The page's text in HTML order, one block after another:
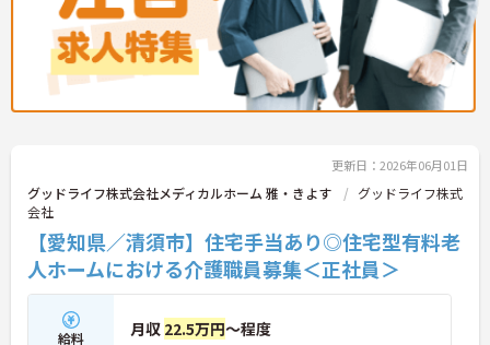
更新日：2026年06月01日
グッドライフ株式会社メディカルホーム 雅・きよす
グッドライフ株式
会社
【愛知県／清須市】住宅手当あり◎住宅型有料老
人ホームにおける介護職員募集＜正社員＞
給料 月収 22.5万円～程度